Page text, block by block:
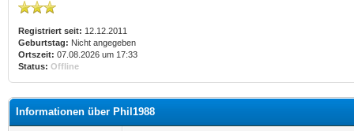
Registriert seit: 12.12.2011
Geburtstag: Nicht angegeben
Ortszeit: 07.08.2026 um 17:33
Status: Offline
Informationen über Phil1988